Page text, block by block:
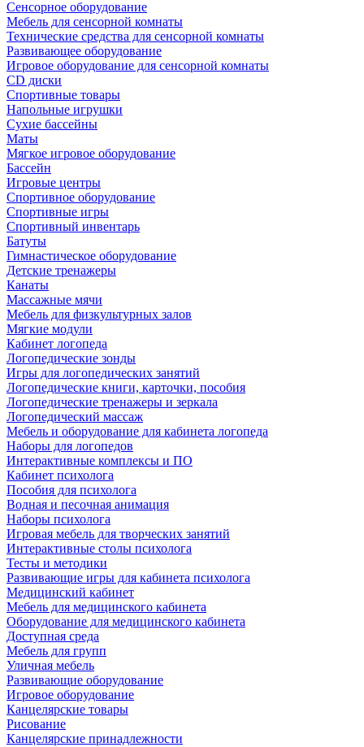
Сенсорное оборудование
Мебель для сенсорной комнаты
Технические средства для сенсорной комнаты
Развивающее оборудование
Игровое оборудование для сенсорной комнаты
CD диски
Спортивные товары
Напольные игрушки
Сухие бассейны
Маты
Мягкое игровое оборудование
Бассейн
Игровые центры
Спортивное оборудование
Спортивные игры
Спортивный инвентарь
Батуты
Гимнастическое оборудование
Детские тренажеры
Канаты
Массажные мячи
Мебель для физкультурных залов
Мягкие модули
Кабинет логопеда
Логопедические зонды
Игры для логопедических занятий
Логопедические книги, карточки, пособия
Логопедические тренажеры и зеркала
Логопедический массаж
Мебель и оборудование для кабинета логопеда
Наборы для логопедов
Интерактивные комплексы и ПО
Кабинет психолога
Пособия для психолога
Водная и песочная анимация
Наборы психолога
Игровая мебель для творческих занятий
Интерактивные столы психолога
Тесты и методики
Развивающие игры для кабинета психолога
Медицинский кабинет
Мебель для медицинского кабинета
Оборудование для медицинского кабинета
Доступная среда
Мебель для групп
Уличная мебель
Развивающие оборудование
Игровое оборудование
Канцелярские товары
Рисование
Канцелярские принадлежности